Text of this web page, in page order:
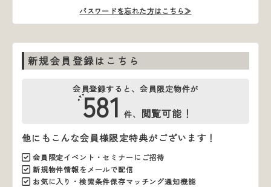
パスワードを忘れた方はこちら≫
新規会員登録はこちら
会員登録すると、会員限定物件が
581 件、 閲覧可能！
他にもこんな会員様限定特典がございます！
会員限定イベント・セミナーにご招待
新規物件情報をメールで配信
お気に入り・検索条件保存マッチング通知機能